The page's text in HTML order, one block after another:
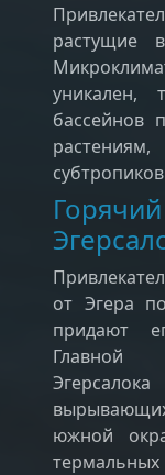
растущие
уникален,
бассейнов
от Эгера
придают
Главной
южной
термальных